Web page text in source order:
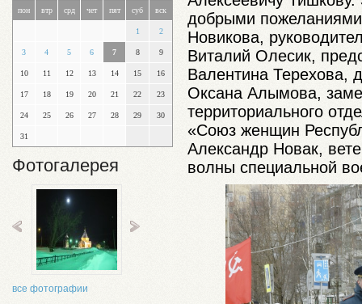
пон втр срд чет пят суб вск
1 2
3 4 5 6 7 8 9
10 11 12 13 14 15 16
17 18 19 20 21 22 23
24 25 26 27 28 29 30
31
Фотогалерея
все фотографии
добрыми
Новикова,
Виталий Олесик,
Валентина Терехова,
Оксана Алымова,
территориального
«Союз женщин
Александр Новак,
волны специальной